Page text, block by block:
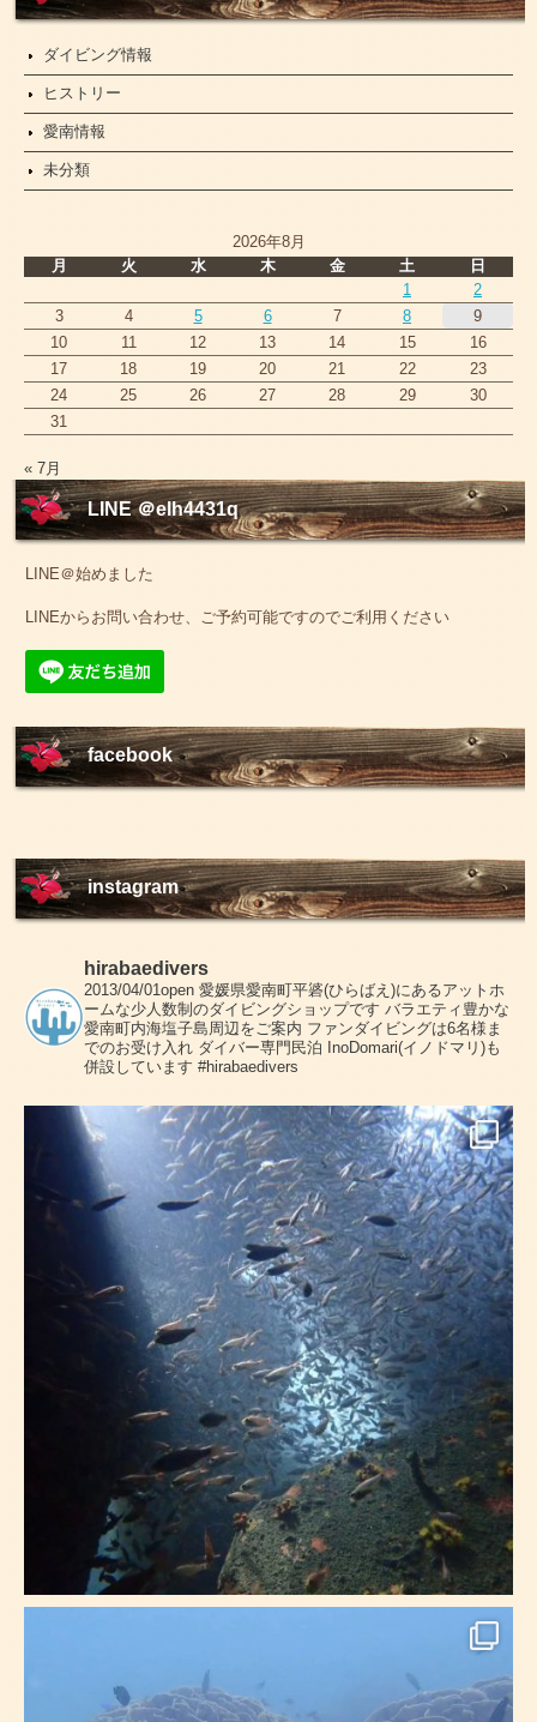
ダイビング情報
ヒストリー
愛南情報
未分類
2026年8月
月
火 水 木 金 土
日
1
2
3
4 5 6 7 8
9
10
11 12 13 14 15
16
17
18 19 20 21 22
23
24
25 26 27 28 29
30
31
« 7月
LINE ＠elh4431q
LINE＠始めました
LINEからお問い合わせ、ご予約可能ですのでご利用ください
facebook
instagram
hirabaedivers
2013/04/01open 愛媛県愛南町平碆(ひらばえ)にあるアットホ
ームな少人数制のダイビングショップです バラエティ豊かな
愛南町内海塩子島周辺をご案内 ファンダイビングは6名様ま
でのお受け入れ ダイバー専門民泊 InoDomari(イノドマリ)も
併設しています #hirabaedivers